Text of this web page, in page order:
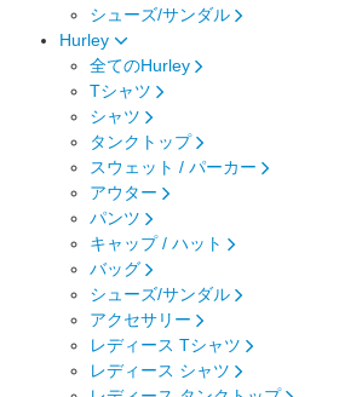
シューズ/サンダル
Hurley
全てのHurley
Tシャツ
シャツ
タンクトップ
スウェット / パーカー
アウター
パンツ
キャップ / ハット
バッグ
シューズ/サンダル
アクセサリー
レディース Tシャツ
レディース シャツ